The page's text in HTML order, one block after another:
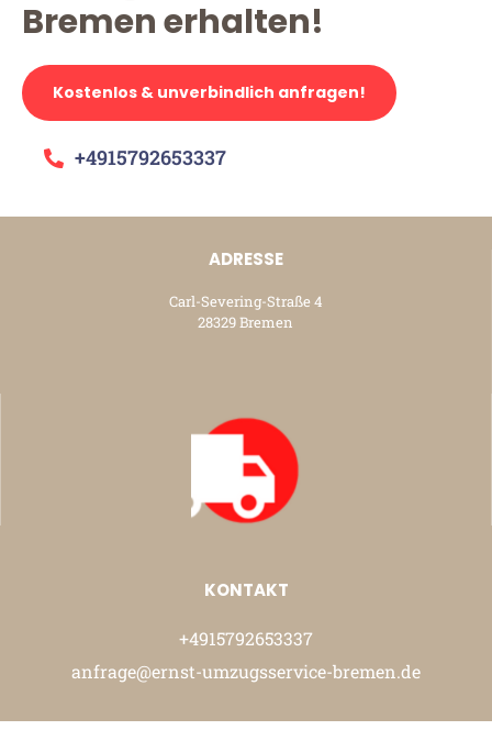
Bremen erhalten!
Kostenlos & unverbindlich anfragen!
+4915792653337
ADRESSE
Carl-Severing-Straße 4
28329 Bremen
KONTAKT
+4915792653337
anfrage@ernst-umzugsservice-bremen.de